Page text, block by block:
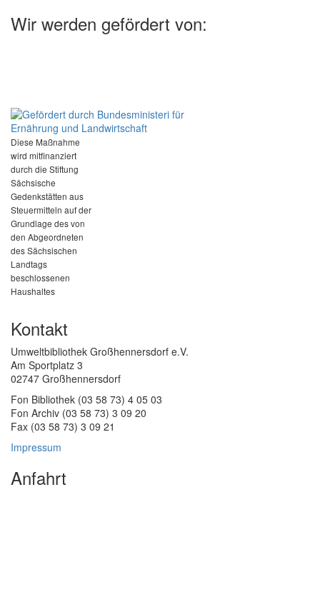
Wir werden gefördert von:
Diese Maßnahme
wird mitfinanziert
durch die Stiftung
Sächsische
Gedenkstätten aus
Steuermitteln auf der
Grundlage des von
den Abgeordneten
des Sächsischen
Landtags
beschlossenen
Haushaltes
Kontakt
Umweltbibliothek Großhennersdorf e.V.
Am Sportplatz 3
02747 Großhennersdorf
Fon Bibliothek (03 58 73) 4 05 03
Fon Archiv (03 58 73) 3 09 20
Fax (03 58 73) 3 09 21
Impressum
Anfahrt